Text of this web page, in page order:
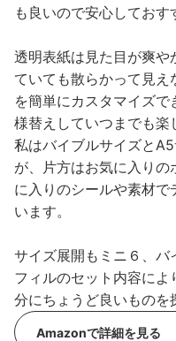
も良いので安心しておす
透明表紙は見た目が爽や
ていても散らかって見
を簡単にカスタマイズ
様替えしていつまでも楽
私はバイブルサイズと
が、片方はお気に入り
に入りのシールや素材
います。
サイズ展開もミニ６、バ
フィルのセット内容に
分にちょうど良いものを
Amazonで詳細を見る